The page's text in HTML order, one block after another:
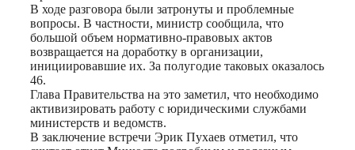
В ходе разговора были затронуты и проблемные
вопросы. В частности, министр сообщила, что
большой объем нормативно-правовых актов
возвращается на доработку в организации,
инициировавшие их. За полугодие таковых оказалось
46.
Глава Правительства на это заметил, что необходимо
активизировать работу с юридическими службами
министерств и ведомств.
В заключение встречи Эрик Пухаев отметил, что